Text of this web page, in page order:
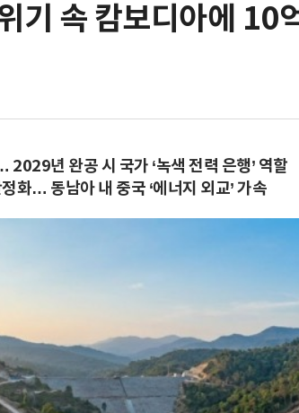
기 속 캄보디아에 10
2029년 완공 시 국가 ‘녹색 전력 은행’ 역할
화… 동남아 내 중국 ‘에너지 외교’ 가속